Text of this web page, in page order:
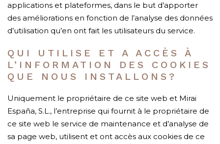
applications et plateformes, dans le but d’apporter
des améliorations en fonction de l’analyse des données
d’utilisation qu’en ont fait les utilisateurs du service.
QUI UTILISE ET A ACCÈS À
L’INFORMATION DES COOKIES
QUE NOUS INSTALLONS?
Uniquement le propriétaire de ce site web et Mirai
España, S.L., l’entreprise qui fournit à le propriétaire de
ce site web le service de maintenance et d’analyse de
sa page web, utilisent et ont accès aux cookies de ce